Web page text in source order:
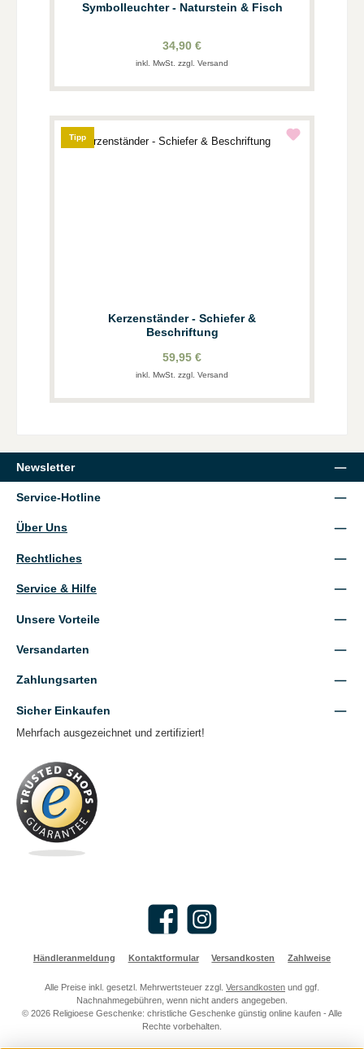
Symbolleuchter - Naturstein & Fisch
34,90 €
inkl. MwSt. zzgl. Versand
Tipp
Kerzenständer - Schiefer &
Beschriftung
59,95 €
inkl. MwSt. zzgl. Versand
Newsletter
Service-Hotline
Über Uns
Rechtliches
Service & Hilfe
Unsere Vorteile
Versandarten
Zahlungsarten
Sicher Einkaufen
Mehrfach ausgezeichnet und zertifiziert!
Facebook Instagram
Händleranmeldung Kontaktformular Versandkosten Zahlweise
Alle Preise inkl. gesetzl. Mehrwertsteuer zzgl. Versandkosten und ggf.
Nachnahmegebühren, wenn nicht anders angegeben.
© 2026 Religioese Geschenke: christliche Geschenke günstig online kaufen - Alle
Rechte vorbehalten.